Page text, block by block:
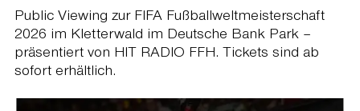
Public Viewing zur FIFA Fußballweltmeisterschaft
2026 im Kletterwald im Deutsche Bank Park –
präsentiert von HIT RADIO FFH. Tickets sind ab
sofort erhältlich.